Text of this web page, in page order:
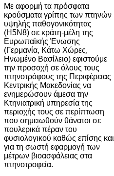
Με αφορμή τα πρόσφατα
κρούσματα γρίπης των πτηνών
υψηλής παθογονικότητας
(Η5Ν8) σε κράτη-μέλη της
Ευρωπαϊκής Ένωσης
(Γερμανία, Κάτω Χώρες,
Ηνωμένο Βασίλειο) εφιστούμε
την προσοχή σε όλους τους
πτηνοτρόφους της Περιφέρειας
Κεντρικής Μακεδονίας να
ενημερώσουν άμεσα την
Κτηνιατρική υπηρεσία της
περιοχής τους σε περίπτωση
που σημειωθούν θάνατοι σε
πουλερικά πέραν του
φυσιολογικού καθώς επίσης και
για τη σωστή εφαρμογή των
μέτρων βιοασφάλειας στα
πτηνοτροφεία.